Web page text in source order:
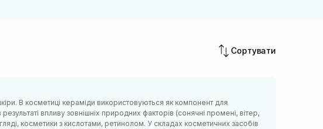
Сортувати
В косметиці кераміди використовуються як компонент для
впливу зовнішніх природних факторів (сонячні промені, вітер,
косметики з кислотами, ретинолом. У складах косметичних засобів